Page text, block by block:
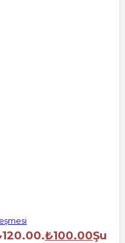
₺100.00Şu